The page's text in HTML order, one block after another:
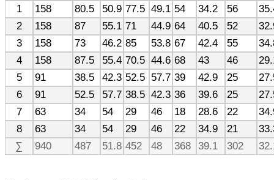
1
158 80.5 50.9 77.5 49.1 54 34.2 56
2
158 87 55.1 71 44.9 64 40.5 52
3
158 73 46.2 85 53.8 67 42.4 55
4
158 87.5 55.4 70.5 44.6 68 43 46
5
91 38.5 42.3 52.5 57.7 39 42.9 25
6
91 52.5 57.7 38.5 42.3 36 39.6 25
7
63 34 54 29 46 18 28.6 22
8
63 34 54 29 46 22 34.9 21
∑
940 487 51.8 452 48 368 39.1 302